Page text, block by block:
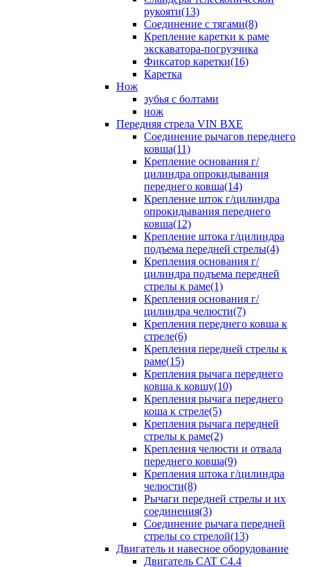
рукояти(13)
Соединение с тягами(8)
Крепление каретки к раме
экскаватора-погрузчика
Фиксатор каретки(16)
Каретка
Нож
зубья с болтами
нож
Передняя стрела VIN BXE
Cоединение рычагов переднего
ковша(11)
Крепление основания г/
цилиндра опрокидывания
переднего ковша(14)
Крепление шток г/цилиндра
опрокидывания переднего
ковша(12)
Крепление штока г/цилиндра
подъема передней стрелы(4)
Крепления основания г/
цилиндра подъема передней
стрелы к раме(1)
Крепления основания г/
цилиндра челюсти(7)
Крепления переднего ковша к
стреле(6)
Крепления передней стрелы к
раме(15)
Крепления рычага переднего
ковша к ковшу(10)
Крепления рычага переднего
коша к стреле(5)
Крепления рычага передней
стрелы к раме(2)
Крепления челюсти и отвала
переднего ковша(9)
Крепления штока г/цилиндра
челюсти(8)
Рычаги передней стрелы и их
соединения(3)
Соединение рычага передней
стрелы со стрелой(13)
Двигатель и навесное оборудование
Двигатель CAT C4.4